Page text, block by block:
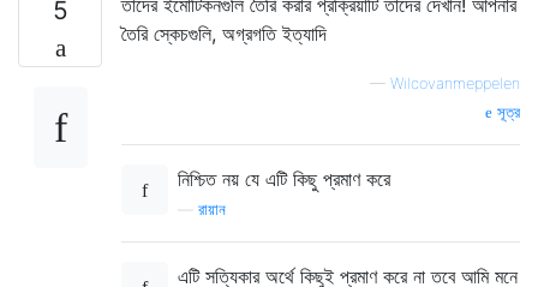
5
তৈরি স্কেচগুলি, অগ্রগতি ইত্যাদি
— Wilcovanmeppelen
সূত্র
নিশ্চিত নয় যে এটি কিছু প্রমাণ করে
রায়ান
এটি সত্যিকার অর্থে কিছুই প্রমাণ করে না তবে আমি মনে